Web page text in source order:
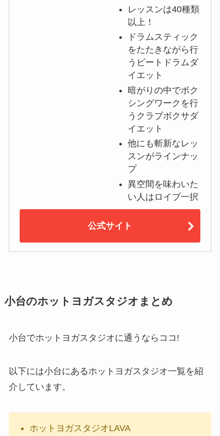
レッスンは40種類
以上！
ドラムスティック
をたたきながら行
うビートドラムダ
イエット
暗がりの中でボク
シングワークを行
うクラブボクサダ
イエット
他にも斬新なレッ
スンがラインナッ
プ
異空間を味わいた
い人はロイブ一択
公式サイト
小台のホットヨガスタジオまとめ
小台でホットヨガスタジオに通うならココ!
以下には小台にあるホットヨガスタジオ一覧を紹
介しています。
ホットヨガスタジオLAVA